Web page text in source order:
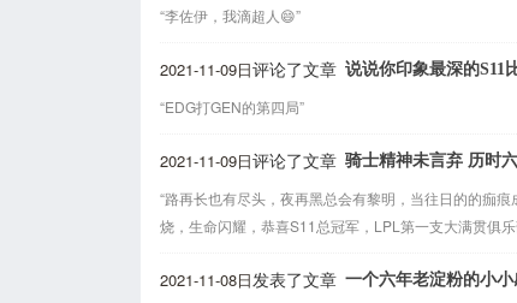
“李佐伊，我滴超人😄”
2021-11-09日评论了文章 说说你印象最深的S11
“EDG打GEN的第四局”
2021-11-09日评论了文章 骑士精神未言弃 历时
“路再长也有尽头，夜再黑总会有黎明，当往日的的痂
烧，生命闪耀，恭喜S11总冠军，LPL第一支大满贯
2021-11-08日发表了文章 一个六年老淀粉的小小